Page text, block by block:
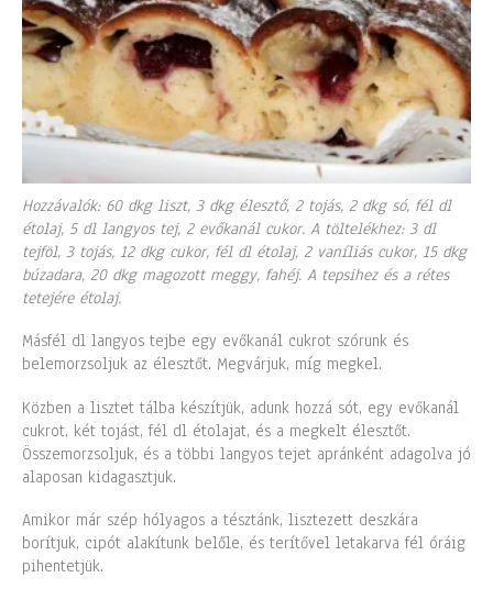
Hozzávalók: 60 dkg liszt, 3 dkg élesztő, 2 tojás, 2 dkg só, fél dl
étolaj, 5 dl langyos tej, 2 evőkanál cukor. A töltelékhez: 3 dl
tejföl, 3 tojás, 12 dkg cukor, fél dl étolaj, 2 vaníliás cukor, 15 dkg
búzadara, 20 dkg magozott meggy, fahéj. A tepsihez és a rétes
tetejére étolaj.
Másfél dl langyos tejbe egy evőkanál cukrot szórunk és
belemorzsoljuk az élesztőt. Megvárjuk, míg megkel.
Közben a lisztet tálba készítjük, adunk hozzá sót, egy evőkanál
cukrot, két tojást, fél dl étolajat, és a megkelt élesztőt.
Összemorzsoljuk, és a többi langyos tejet apránként adagolva jó
alaposan kidagasztjuk.
Amikor már szép hólyagos a tésztánk, lisztezett deszkára
borítjuk, cipót alakítunk belőle, és terítővel letakarva fél óráig
pihentetjük.